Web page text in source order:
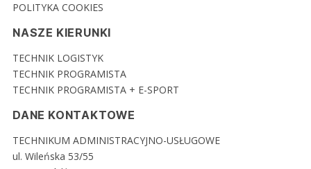
POLITYKA COOKIES
NASZE KIERUNKI
TECHNIK LOGISTYK
TECHNIK PROGRAMISTA
TECHNIK PROGRAMISTA + E-SPORT
DANE KONTAKTOWE
TECHNIKUM ADMINISTRACYJNO-USŁUGOWE
ul. Wileńska 53/55